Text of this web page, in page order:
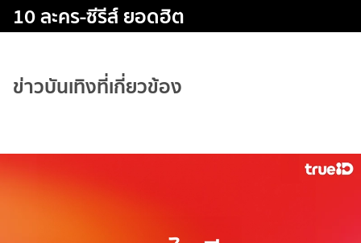
10 ละคร-ซีรีส์ ยอดฮิต
ข่าวบันเทิงที่เกี่ยวข้อง